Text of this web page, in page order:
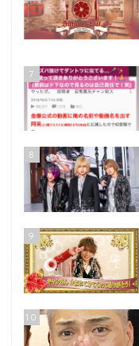
7
8
9
10